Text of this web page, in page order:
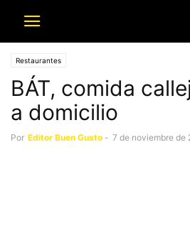
Restaurantes
BÁT, comida
a domicilio
Por Editor Buen Gusto - 7 de noviembre de